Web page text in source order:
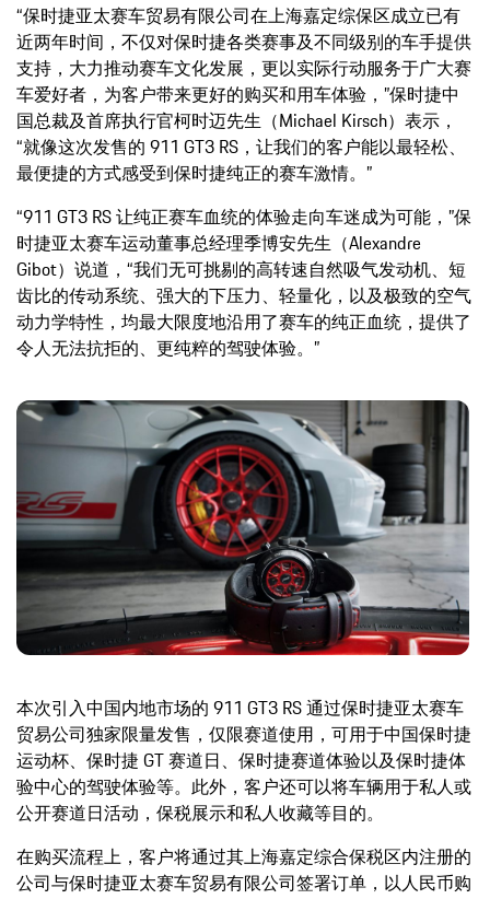
“保时捷亚太赛车贸易有限公司在上海嘉定综保区成立已有
近两年时间，不仅对保时捷各类赛事及不同级别的车手提供
支持，大力推动赛车文化发展，更以实际行动服务于广大赛
车爱好者，为客户带来更好的购买和用车体验，”保时捷中
国总裁及首席执行官柯时迈先生（Michael Kirsch）表示，
“就像这次发售的 911 GT3 RS，让我们的客户能以最轻松、
最便捷的方式感受到保时捷纯正的赛车激情。”
“911 GT3 RS 让纯正赛车血统的体验走向车迷成为可能，”保
时捷亚太赛车运动董事总经理季博安先生（Alexandre
Gibot）说道，“我们无可挑剔的高转速自然吸气发动机、短
齿比的传动系统、强大的下压力、轻量化，以及极致的空气
动力学特性，均最大限度地沿用了赛车的纯正血统，提供了
令人无法抗拒的、更纯粹的驾驶体验。”
本次引入中国内地市场的 911 GT3 RS 通过保时捷亚太赛车
贸易公司独家限量发售，仅限赛道使用，可用于中国保时捷
运动杯、保时捷 GT 赛道日、保时捷赛道体验以及保时捷体
验中心的驾驶体验等。此外，客户还可以将车辆用于私人或
公开赛道日活动，保税展示和私人收藏等目的。
在购买流程上，客户将通过其上海嘉定综合保税区内注册的
公司与保时捷亚太赛车贸易有限公司签署订单，以人民币购